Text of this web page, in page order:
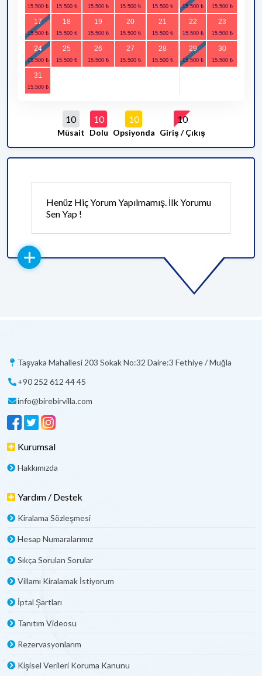
17 18 19 20 21 22 23
24 25 26 27 28 29 30
31
10
Müsait
10
Dolu
10
Opsiyonda
10
Giriş / Çıkış
Henüz Hiç Yorum Yapılmamış. İlk Yorumu
Sen Yap !
Taşyaka Mahallesi 203 Sokak No:32 Daire:3 Fethiye / Muğla
+90 252 612 44 45
info@birebirvilla.com
Kurumsal
Hakkımızda
Yardım / Destek
Kiralama Sözleşmesi
Hesap Numaralarımız
Sıkça Sorulan Sorular
Villamı Kiralamak İstiyorum
İptal Şartları
Tanıtım Videosu
Rezervasyonlarım
Kişisel Verileri Koruma Kanunu